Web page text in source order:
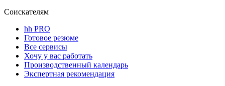
Соискателям
hh PRO
Готовое резюме
Все сервисы
Хочу у вас работать
Производственный календарь
Экспертная рекомендация